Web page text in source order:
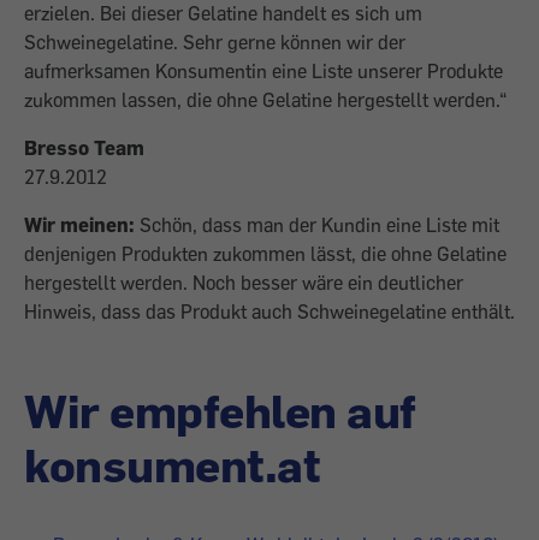
erzielen. Bei dieser Gelatine handelt es sich um
Schweine­gelatine. Sehr gerne können wir der
aufmerksamen Konsumentin eine Liste unserer Produkte
zukommen lassen, die ohne Gelatine hergestellt werden.“
Bresso Team
27.9.2012
Wir meinen: Schön, dass man der Kundin eine Liste mit
denjenigen Produkten zukommen lässt, die ohne Gelatine
hergestellt werden. Noch besser wäre ein deutlicher
Hinweis, dass das Produkt auch Schweinegelatine enthält.
Wir empfehlen auf
konsument.at